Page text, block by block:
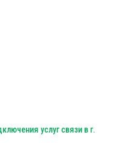
услуг связи в г.